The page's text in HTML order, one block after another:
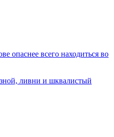
опаснее всего находиться во
ливни и шквалистый